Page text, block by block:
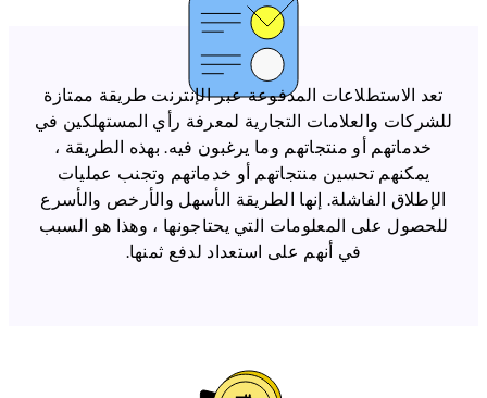
تعد الاستطلاعات المدفوعة عبر الإنترنت طريقة ممتازة
للشركات والعلامات التجارية لمعرفة رأي المستهلكين في
خدماتهم أو منتجاتهم وما يرغبون فيه. بهذه الطريقة ،
يمكنهم تحسين منتجاتهم أو خدماتهم وتجنب عمليات
الإطلاق الفاشلة. إنها الطريقة الأسهل والأرخص والأسرع
للحصول على المعلومات التي يحتاجونها ، وهذا هو السبب
في أنهم على استعداد لدفع ثمنها.